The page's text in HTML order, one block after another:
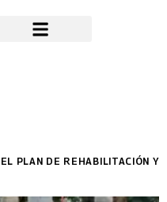
DE REHABILITACIÓN Y